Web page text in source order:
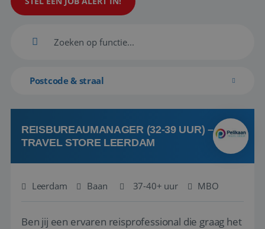
Postcode & straal
REISBUREAUMANAGER (32-39 UUR) –
TRAVEL STORE LEERDAM
Leerdam Baan 37-40+ uur MBO
Ben jij een ervaren reisprofessional die graag het